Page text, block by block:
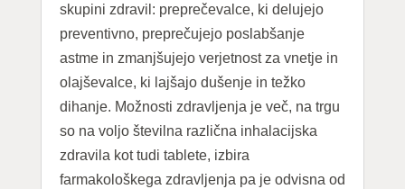
skupini zdravil: preprečevalce, ki delujejo
preventivno, preprečujejo poslabšanje
astme in zmanjšujejo verjetnost za vnetje in
olajševalce, ki lajšajo dušenje in težko
dihanje. Možnosti zdravljenja je več, na trgu
so na voljo številna različna inhalacijska
zdravila kot tudi tablete, izbira
farmakološkega zdravljenja pa je odvisna od